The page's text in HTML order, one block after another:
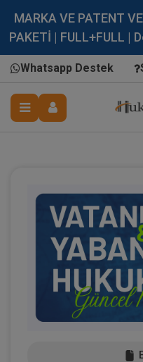
MARKA VE PATENT
PAKETİ | FULL+FULL |
Whatsapp Destek